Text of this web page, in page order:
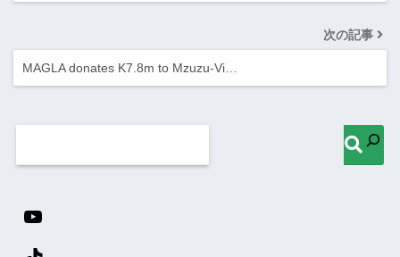
次の記事
MAGLA donates K7.8m to Mzuzu-Vi…